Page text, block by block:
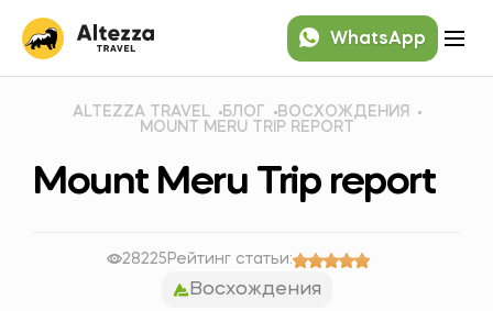
WhatsApp
ALTEZZA TRAVEL БЛОГ
ВОСХОЖДЕНИЯ
MOUNT MERU TRIP REPORT
Mount Meru Trip report
28225 Рейтинг статьи:
Восхождения